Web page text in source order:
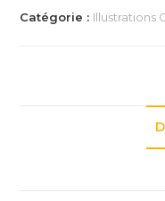
Catégorie : Illustrations